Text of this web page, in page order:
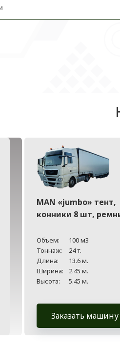
MAN «jumbo» тент,
конники 8 шт,
Объем:
100 м3
Тоннаж:
24 т.
Длина:
13.6 м.
Ширина:
2.45 м.
Высота:
5.45 м.
Заказать машину